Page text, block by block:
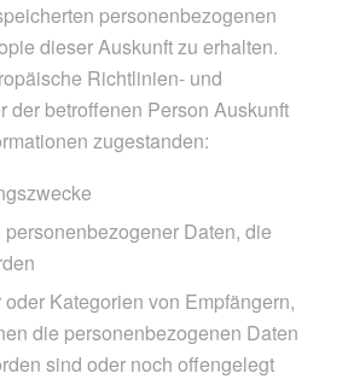
personenbezogenen
dieser Auskunft zu erhalten.
Richtlinien- und
der betroffenen Person Auskunft
zugestanden:
Daten, die
Kategorien von Empfängern,
die personenbezogenen Daten
sind oder noch offengelegt